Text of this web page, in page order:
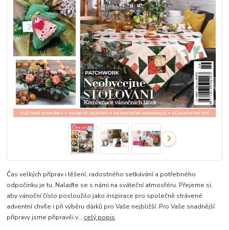
Čas velkých příprav i těšení, radostného setkávání a potřebného
odpočinku je tu. Nalaďte se s námi na sváteční atmosféru. Přejeme si,
aby vánoční číslo posloužilo jako inspirace pro společně strávené
adventní chvíle i při výběru dárků pro Vaše nejbližší. Pro Vaše snadnější
přípravy jsme připravili v... celý popis